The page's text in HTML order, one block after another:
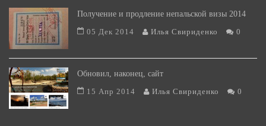
Получение и продление непальской визы 2014
05 Дек 2014
Илья Свириденко 0
Обновил, наконец, сайт
15 Апр 2014
Илья Свириденко 0